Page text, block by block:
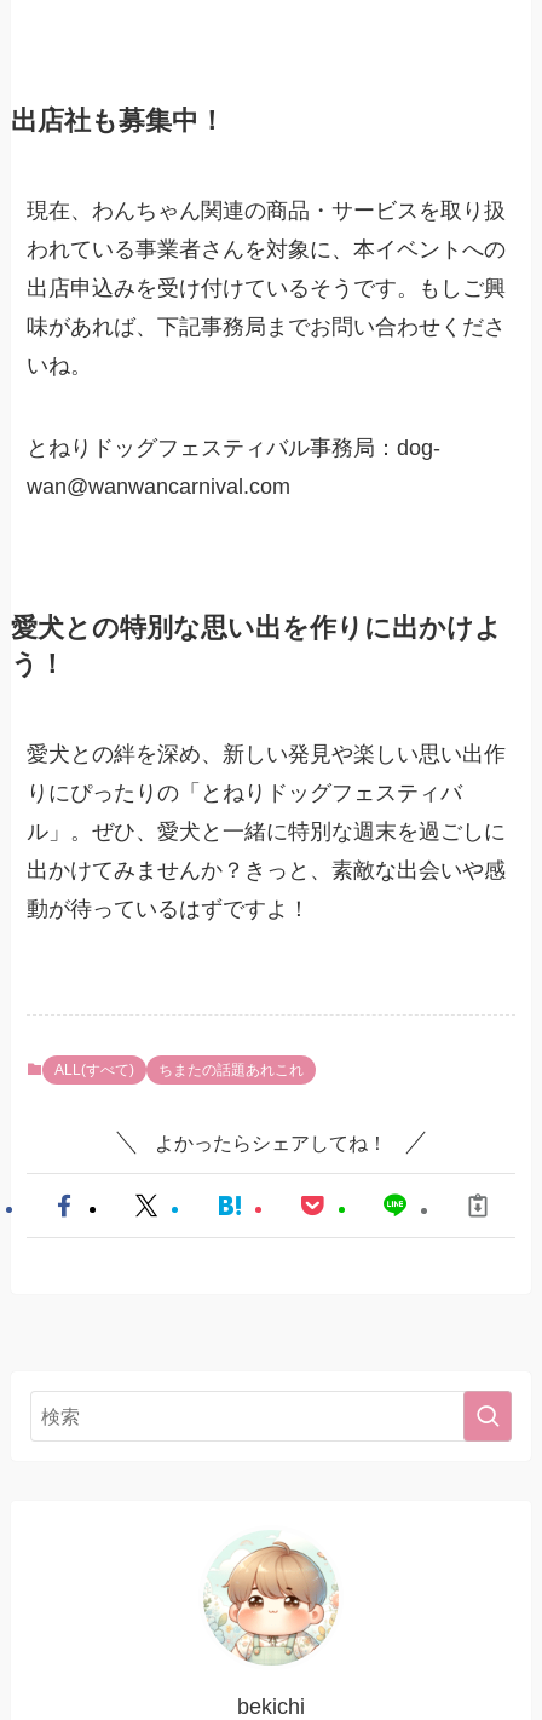
出店社も募集中！
現在、わんちゃん関連の商品・サービスを取り扱
われている事業者さんを対象に、本イベントへの
出店申込みを受け付けているそうです。もしご興
味があれば、下記事務局までお問い合わせくださ
いね。
とねりドッグフェスティバル事務局：dog-
wan@wanwancarnival.com
愛犬との特別な思い出を作りに出かけよ
う！
愛犬との絆を深め、新しい発見や楽しい思い出作
りにぴったりの「とねりドッグフェスティバ
ル」。ぜひ、愛犬と一緒に特別な週末を過ごしに
出かけてみませんか？きっと、素敵な出会いや感
動が待っているはずですよ！
ALL(すべて) ちまたの話題あれこれ
よかったらシェアしてね！
bekichi